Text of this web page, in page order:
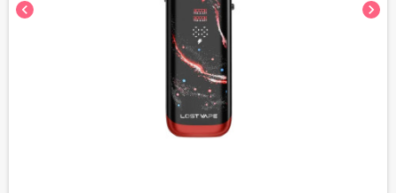
chevron_left chevron_right